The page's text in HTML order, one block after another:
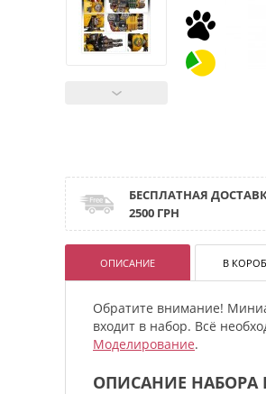
БЕСПЛАТНАЯ
2500 ГРН
ОПИСАНИЕ В
Обратите внимание!
входит в набор. Всё
Моделирование.
ОПИСАНИЕ НАБОРА